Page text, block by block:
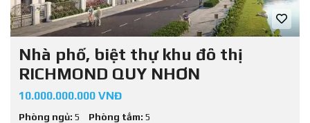
Nhà phố, biệt thự khu đô thị
RICHMOND QUY NHƠN
10.000.000.000 VNĐ
Phòng ngủ: 5 Phòng tắm: 5